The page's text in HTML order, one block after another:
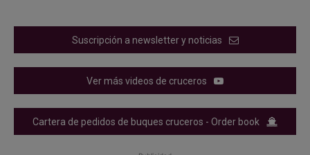
Suscripción a newsletter y noticias
Ver más videos de cruceros
Cartera de pedidos de buques cruceros - Order book